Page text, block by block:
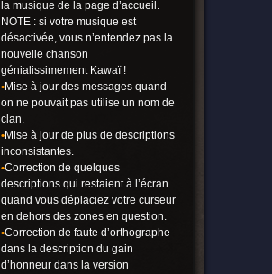
la musique de la page d’accueil.
NOTE : si votre musique est
désactivée, vous n’entendez pas la
nouvelle chanson
génialissimement Kawaï !
•Mise à jour des messages quand
on ne pouvait pas utilise un nom de
clan.
•Mise à jour de plus de descriptions
inconsistantes.
•Correction de quelques
descriptions qui restaient à l’écran
quand vous déplaciez votre curseur
en dehors des zones en question.
•Correction de faute d’orthographe
dans la description du gain
d’honneur dans la version